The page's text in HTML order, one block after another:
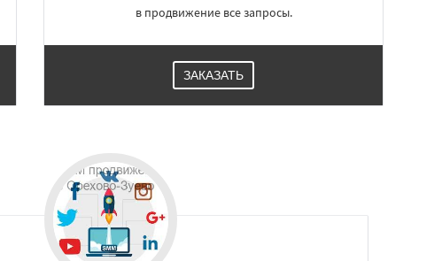
в продвижение все запросы.
ЗАКАЗАТЬ